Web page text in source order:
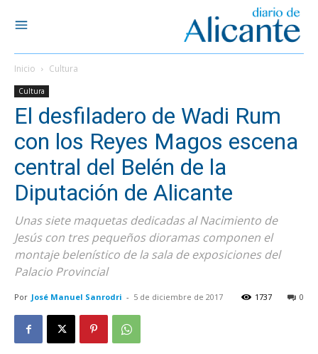
Inicio Cultura
Cultura
El desfiladero de Wadi Rum
con los Reyes Magos escena
central del Belén de la
Diputación de Alicante
Unas siete maquetas dedicadas al Nacimiento de
Jesús con tres pequeños dioramas componen el
montaje belenístico de la sala de exposiciones del
Palacio Provincial
Por José Manuel Sanrodri - 5 de diciembre de 2017 0
1737